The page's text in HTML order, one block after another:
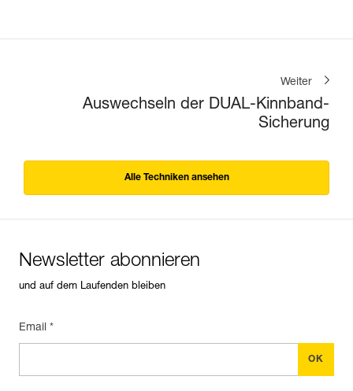
Weiter
Auswechseln der DUAL-Kinnband-
Sicherung
Alle Techniken ansehen
Newsletter abonnieren
und auf dem Laufenden bleiben
Email *